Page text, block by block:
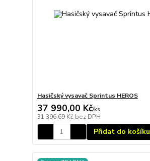
Hasičský vysavač Sprintus HEROS
37 990,00 Kč/ks
31 396,69 Kč bez DPH
Přidat do košíku